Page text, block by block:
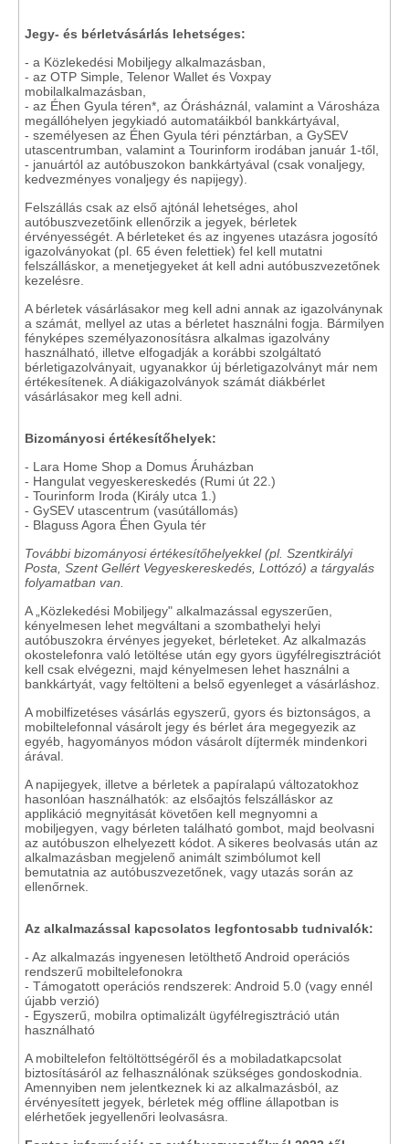
Jegy- és bérletvásárlás lehetséges:
- a Közlekedési Mobiljegy alkalmazásban,
- az OTP Simple, Telenor Wallet és Voxpay
mobilalkalmazásban,
- az Éhen Gyula téren*, az Órásháznál, valamint a Városháza
megállóhelyen jegykiadó automatáikból bankkártyával,
- személyesen az Éhen Gyula téri pénztárban, a GySEV
utascentrumban, valamint a Tourinform irodában január 1-től,
- januártól az autóbuszokon bankkártyával (csak vonaljegy,
kedvezményes vonaljegy és napijegy).
Felszállás csak az első ajtónál lehetséges, ahol
autóbuszvezetőink ellenőrzik a jegyek, bérletek
érvényességét. A bérleteket és az ingyenes utazásra jogosító
igazolványokat (pl. 65 éven felettiek) fel kell mutatni
felszálláskor, a menetjegyeket át kell adni autóbuszvezetőnek
kezelésre.
A bérletek vásárlásakor meg kell adni annak az igazolványnak
a számát, mellyel az utas a bérletet használni fogja. Bármilyen
fényképes személyazonosításra alkalmas igazolvány
használható, illetve elfogadják a korábbi szolgáltató
bérletigazolványait, ugyanakkor új bérletigazolványt már nem
értékesítenek. A diákigazolványok számát diákbérlet
vásárlásakor meg kell adni.
Bizományosi értékesítőhelyek:
- Lara Home Shop a Domus Áruházban
- Hangulat vegyeskereskedés (Rumi út 22.)
- Tourinform Iroda (Király utca 1.)
- GySEV utascentrum (vasútállomás)
- Blaguss Agora Éhen Gyula tér
További bizományosi értékesítőhelyekkel (pl. Szentkirályi
Posta, Szent Gellért Vegyeskereskedés, Lottózó) a tárgyalás
folyamatban van.
A „Közlekedési Mobiljegy" alkalmazással egyszerűen,
kényelmesen lehet megváltani a szombathelyi helyi
autóbuszokra érvényes jegyeket, bérleteket. Az alkalmazás
okostelefonra való letöltése után egy gyors ügyfélregisztrációt
kell csak elvégezni, majd kényelmesen lehet használni a
bankkártyát, vagy feltölteni a belső egyenleget a vásárláshoz.
A mobilfizetéses vásárlás egyszerű, gyors és biztonságos, a
mobiltelefonnal vásárolt jegy és bérlet ára megegyezik az
egyéb, hagyományos módon vásárolt díjtermék mindenkori
árával.
A napijegyek, illetve a bérletek a papíralapú változatokhoz
hasonlóan használhatók: az elsőajtós felszálláskor az
applikáció megnyitását követően kell megnyomni a
mobiljegyen, vagy bérleten található gombot, majd beolvasni
az autóbuszon elhelyezett kódot. A sikeres beolvasás után az
alkalmazásban megjelenő animált szimbólumot kell
bemutatnia az autóbuszvezetőnek, vagy utazás során az
ellenőrnek.
Az alkalmazással kapcsolatos legfontosabb tudnivalók:
- Az alkalmazás ingyenesen letölthető Android operációs
rendszerű mobiltelefonokra
- Támogatott operációs rendszerek: Android 5.0 (vagy ennél
újabb verzió)
- Egyszerű, mobilra optimalizált ügyfélregisztráció után
használható
A mobiltelefon feltöltöttségéről és a mobiladatkapcsolat
biztosításáról az felhasználónak szükséges gondoskodnia.
Amennyiben nem jelentkeznek ki az alkalmazásból, az
érvényesített jegyek, bérletek még offline állapotban is
elérhetőek jegyellenőri leolvasásra.